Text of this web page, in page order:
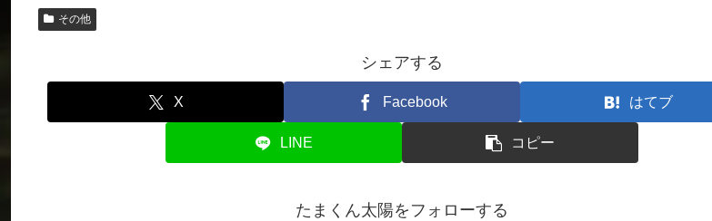
その他
シェアする
X Facebook はてブ
LINE コピー
たまくん太陽をフォローする